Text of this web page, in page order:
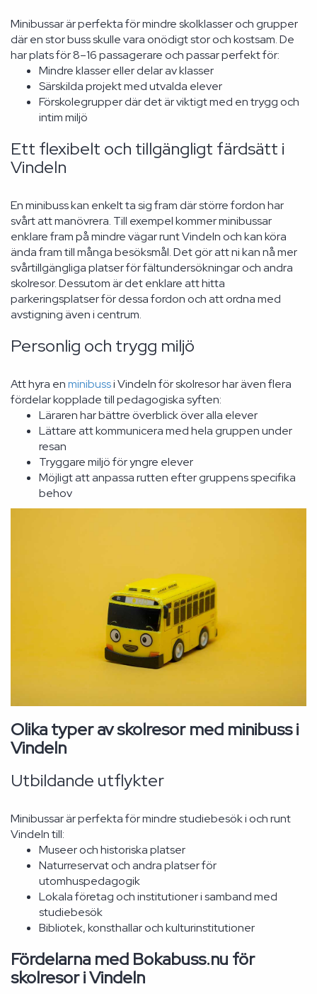
Minibussar är perfekta för mindre skolklasser och grupper
där en stor buss skulle vara onödigt stor och kostsam. De
har plats för 8–16 passagerare och passar perfekt för:
Mindre klasser eller delar av klasser
Särskilda projekt med utvalda elever
Förskolegrupper där det är viktigt med en trygg och
intim miljö
Ett flexibelt och tillgängligt färdsätt i
Vindeln
En minibuss kan enkelt ta sig fram där större fordon har
svårt att manövrera. Till exempel kommer minibussar
enklare fram på mindre vägar runt Vindeln och kan köra
ända fram till många besöksmål. Det gör att ni kan nå mer
svårtillgängliga platser för fältundersökningar och andra
skolresor. Dessutom är det enklare att hitta
parkeringsplatser för dessa fordon och att ordna med
avstigning även i centrum.
Personlig och trygg miljö
Att hyra enminibussi Vindeln för skolresor har även flera
fördelar kopplade till pedagogiska syften:
Läraren har bättre överblick över alla elever
Lättare att kommunicera med hela gruppen under
resan
Tryggare miljö för yngre elever
Möjligt att anpassa rutten efter gruppens specifika
behov
Olika typer av skolresor med minibuss i
Vindeln
Utbildande utflykter
Minibussar är perfekta för mindre studiebesök i och runt
Vindeln till:
Museer och historiska platser
Naturreservat och andra platser för
utomhuspedagogik
Lokala företag och institutioner i samband med
studiebesök
Bibliotek, konsthallar och kulturinstitutioner
Fördelarna med Bokabuss.nu för
skolresor i Vindeln